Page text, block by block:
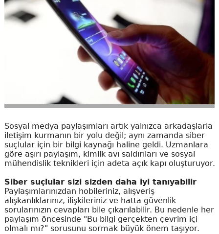
Sosyal medya paylaşımları artık yalnızca arkadaşlarla
iletişim kurmanın bir yolu değil; aynı zamanda siber
suçlular için bir bilgi kaynağı haline geldi. Uzmanlara
göre aşırı paylaşım, kimlik avı saldırıları ve sosyal
mühendislik teknikleri için adeta açık kapı oluşturuyor.
Siber suçlular sizi sizden daha iyi tanıyabilir
Paylaşımlarınızdan hobileriniz, alışveriş
alışkanlıklarınız, ilişkileriniz ve hatta güvenlik
sorularınızın cevapları bile çıkarılabilir. Bu nedenle her
paylaşım öncesinde "Bu bilgi gerçekten çevrim içi
olmalı mı?" sorusunu sormak büyük önem taşıyor.